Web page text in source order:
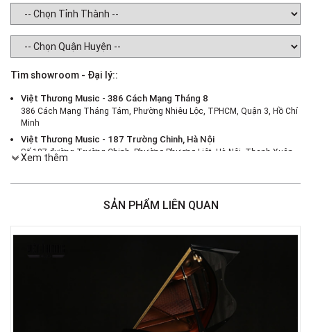
Tìm showroom - Đại lý::
Việt Thương Music - 386 Cách Mạng Tháng 8
386 Cách Mạng Tháng Tám, Phường Nhiêu Lộc, TPHCM, Quận 3, Hồ Chí
Minh
Việt Thương Music - 187 Trường Chinh, Hà Nội
Số 187 đường Trường Chinh, Phường Phương Liệt, Hà Nội, Thanh Xuân ,
Hà Nội
Việt Thương Music - Crescent Mall
Phường Tân Mỹ, TPHCM, Quận 7, Hồ Chí Minh
180B Võ Thị Sáu, Phường Xuân Hòa, TPHCM, Quận 3, Hồ Chí Minh
Việt Thương Music - 369 Điện Biên Phủ
369 Điện Biên Phủ, Phường Bàn Cờ, TPHCM, Quận 3, Hồ Chí Minh
Việt Thương Music - 102Q An Dương Vương
102Q Đường An Dương Vương, Phường An Đông, TPHCM, Quận 5, Hồ Chí
Xem thêm
SẢN PHẨM LIÊN QUAN